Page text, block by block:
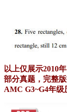
以上仅展示2010
部分真题，完整
AMC G3~G4年级